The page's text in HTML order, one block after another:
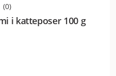
i katteposer 100 g
(0)